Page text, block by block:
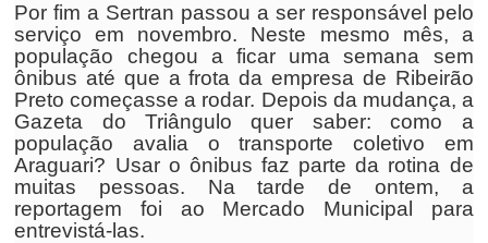
Por fim a Sertran passou a ser responsável pelo
serviço em novembro. Neste mesmo mês, a
população chegou a ficar uma semana sem
ônibus até que a frota da empresa de Ribeirão
Preto começasse a rodar. Depois da mudança, a
Gazeta do Triângulo quer saber: como a
população avalia o transporte coletivo em
Araguari? Usar o ônibus faz parte da rotina de
muitas pessoas. Na tarde de ontem, a
reportagem foi ao Mercado Municipal para
entrevistá-las.